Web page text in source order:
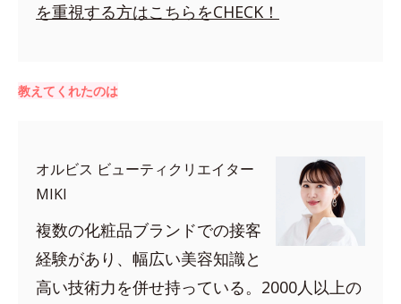
を重視する方はこちらをCHECK！
教えてくれたのは
オルビス ビューティクリエイター
MIKI
複数の化粧品ブランドでの接客
経験があり、幅広い美容知識と
高い技術力を併せ持っている。2000人以上の